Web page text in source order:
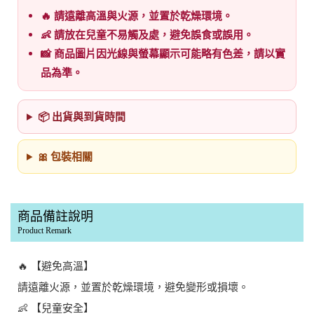
🔥 請遠離高溫與火源，並置於乾燥環境。
👶 請放在兒童不易觸及處，避免誤食或誤用。
📸 商品圖片因光線與螢幕顯示可能略有色差，請以實
品為準。
📦 出貨與到貨時間
🎀 包裝相關
商品備註說明
Product Remark
🔥 【避免高溫】
請遠離火源，並置於乾燥環境，避免變形或損壞。
👶 【兒童安全】